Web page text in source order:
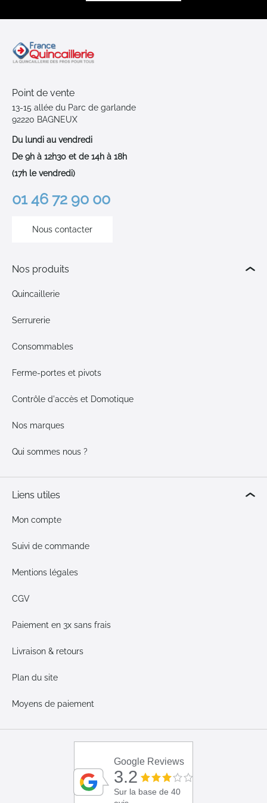
Point de vente
13-15 allée du Parc de garlande
92220 BAGNEUX
Du lundi au vendredi
De 9h à 12h30 et de 14h à 18h
(17h le vendredi)
01 46 72 90 00
Nous contacter
Nos produits
Quincaillerie
Serrurerie
Consommables
Ferme-portes et pivots
Contrôle d'accès et Domotique
Nos marques
Qui sommes nous ?
Liens utiles
Mon compte
Suivi de commande
Mentions légales
CGV
Paiement en 3x sans frais
Livraison & retours
Plan du site
Moyens de paiement
Google Reviews
3.2
Sur la base de 40